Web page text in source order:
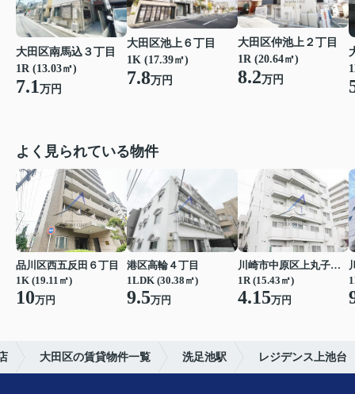
大田区南馬込３丁目
1R (13.03㎡)
7.1万円
大田区池上６丁目
1K (17.39㎡)
7.8万円
大田区仲池上２丁目
1R (20.64㎡)
8.2万円
よく見られている物件
品川区西五反田６丁目
1K (19.11㎡)
10万円
港区高輪４丁目
1LDK (30.38㎡)
9.5万円
川崎市中原区上丸子八幡町
1R (15.43㎡)
4.15万円
大田区の賃貸物件一覧 洗足池駅 レジデンス上池台